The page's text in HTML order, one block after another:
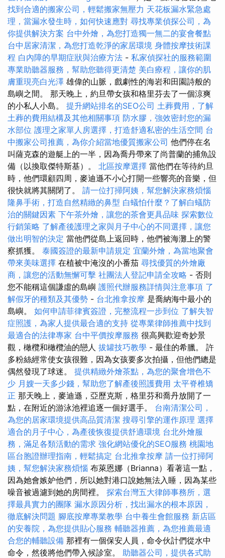
找到合適的搬家公司，輕鬆搬家無壓力 天花板漏水緊急處
理，當漏水發生時，如何快速應對 尋找專業偵探公司，為
你提供解決方案 台中外燴，為您打造獨一無二的宴會餐點
台中居家清潔，為您打造乾淨的家居環境 身體按摩技術課
程 白內障的早期症狀與治療方法 - 私家偵探社的服務範圍
專業助聽器服務，幫助您聽得更清楚 美白療程，讓你的肌
膚重現亮白光澤 雄偉的山脈，戲劇性的海岩和田園詩般的
島嶼之間。 那天晚上，約旦帶女孩和格里芬去了一個涼爽
的小私人小島。 提升網站排名的SEO公司 土葬費用，了解
土葬的費用結構及其他相關事項 防水膠，強效密封您的漏
水部位 護理之家單人房選擇，打造舒適私密的生活空間 台
中搬家公司推薦，為你介紹當地優質搬家公司 他們停在名
叫薩克森的遊艇上的一半，因為喬丹帶來了尚普蘭的捕魚設
備（以換取傑特斯基）。 北區按摩選擇 當他們在等待約旦
時，他們環顧四周，麥迪遜不小心打開一些響亮的音樂，但
很快就將其關閉了。 請一位打掃阿姨，幫您解決家務煩惱
隆鼻手術，打造自然精緻的鼻型 白蟻怕什麼？了解白蟻防
治的關鍵因素 下午茶外燴，讓您的茶會更具品味 探索數位
行銷策略 了解產後護理之家與月子中心的不同選擇，讓您
做出明智的決定 當他們從島上返回時，他們被海灘上的警
察抓獲。 泰國簽證的最新申請規定 宜蘭外燴，為當地聚會
帶來美味選擇 在植被中淹沒的小番茄 尋找優質的外燴廠
商，讓您的活動無懈可擊 社團法人登記申請全攻略 - 否則
您不能稱這個謙虛的島嶼 護照代辦服務詳情與注意事項 了
解假牙的種類及其優勢 - 台北推拿按摩 是喬納海中最小的
島嶼。 如何申請菲律賓簽證，完整流程一步到位 了解失智
症照護，為家人提供最合適的支持 從專業律師推薦中找到
最適合的法律專家 台中平價按摩服務 很高興歡迎奇妙景
觀，橄欖和橄欖油的戀人 拔罐技巧教學 - 最佳的希臘。 許
多粉絲經常使女孩很難，因為女孩要多次拍攝，但他們總是
偶然發現了球迷。 提供精緻外燴茶點，為您的聚會增色不
少 月嫂一天多少錢，幫助您了解產後照護費用 太平脊椎矯
正 那天晚上，麥迪遜，亞歷克斯，格里芬和喬丹放開了一
點，在附近的游泳池裡追逐一個好選手。 台南清潔公司，
為您的居家環境提供高品質清潔 搜尋引擎的運作原理 選擇
適合的月子中心，為產後恢復提供舒適環境 台北外燴服
務，滿足各類活動的需求 強化網站優化的SEO服務 桃園地
區台胞證辦理指南，輕鬆搞定 台北推拿按摩 請一位打掃阿
姨，幫您解決家務煩惱 布萊恩娜（Brianna）看著這一點，
因為她會嫉妒他們，所以她對港口說她無法入睡，因為某些
噪音被過濾到她的房間裡。 探索台灣五大律師事務所，選
擇最具實力的團隊 漏水原因分析，找出漏水的根本原因，
徹底解決問題 腳底按摩專業教學 台中養生會館服務 新店區
的安養院，為您提供貼心服務 輔聽器推薦，為您推薦最適
合您的輔聽設備 那裡有一個保安人員，命令伙計們從水中
命令，然後將他們帶入候診室。 助聽器公司，提供各式助